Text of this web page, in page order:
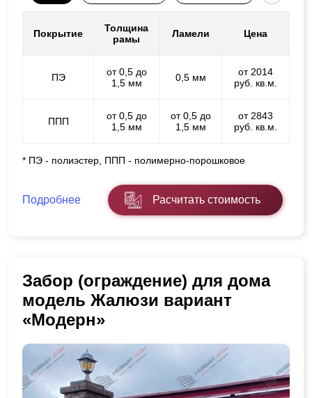
Покрытие
Толщина
рамы
Ламели Цена
ПЭ
от 0,5 до
1,5 мм
0,5 мм
от 2014
руб. кв.м.
ППП
от 0,5 до
1,5 мм
от 0,5 до
1,5 мм
от 2843
руб. кв.м.
* ПЭ - полиэстер, ППП - полимерно-порошковое
Подробнее Расчитать стоимость
Забор (ограждение) для дома
модель Жалюзи вариант
«Модерн»